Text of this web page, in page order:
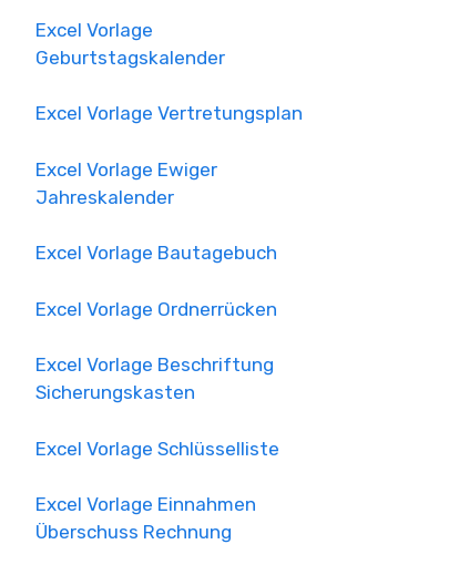
Excel Vorlage
Geburtstagskalender
Excel Vorlage Vertretungsplan
Excel Vorlage Ewiger
Jahreskalender
Excel Vorlage Bautagebuch
Excel Vorlage Ordnerrücken
Excel Vorlage Beschriftung
Sicherungskasten
Excel Vorlage Schlüsselliste
Excel Vorlage Einnahmen
Überschuss Rechnung